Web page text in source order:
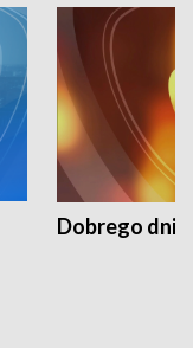
Dobrego dnia